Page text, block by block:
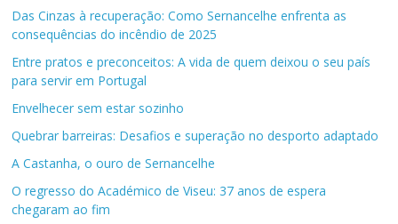
Das Cinzas à recuperação: Como Sernancelhe enfrenta as
consequências do incêndio de 2025
Entre pratos e preconceitos: A vida de quem deixou o seu país
para servir em Portugal
Envelhecer sem estar sozinho
Quebrar barreiras: Desafios e superação no desporto adaptado
A Castanha, o ouro de Sernancelhe
O regresso do Académico de Viseu: 37 anos de espera
chegaram ao fim